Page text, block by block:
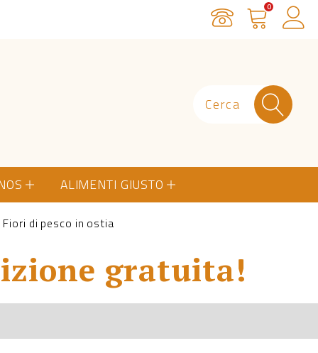
Servizio Clienti
Carrello
0
ALIMENTI GIUSTO
Fiori di pesco in ostia
gratuita!